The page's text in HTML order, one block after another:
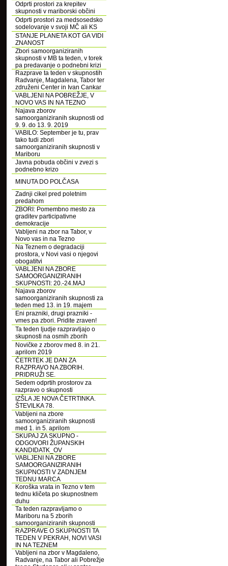
Odprti prostori za krepitev
skupnosti v mariborski občini
Odprti prostori za medsosedsko
sodelovanje v svoji MČ ali KS
STANJE PLANETA KOT GA VIDI
ZNANOST
Zbori samoorganiziranih
skupnosti v MB ta teden, v torek
pa predavanje o podnebni krizi
Razprave ta teden v skupnostih
Radvanje, Magdalena, Tabor ter
združeni Center in Ivan Cankar
VABLJENI NA POBREŽJE, V
NOVO VAS IN NA TEZNO
Najava zborov
samoorganiziranih skupnosti od
9. 9. do 13. 9. 2019
VABILO: September je tu, prav
tako tudi zbori
samoorganiziranih skupnosti v
Mariboru
Javna pobuda občini v zvezi s
podnebno krizo
MINUTA DO POLČASA
Zadnji cikel pred poletnim
predahom
ZBORI: Pomembno mesto za
graditev participativne
demokracije
Vabljeni na zbor na Tabor, v
Novo vas in na Tezno
Na Teznem o degradaciji
prostora, v Novi vasi o njegovi
obogatitvi
VABLJENI NA ZBORE
SAMOORGANIZIRANIH
SKUPNOSTI: 20.-24.MAJ
Najava zborov
samoorganiziranih skupnosti za
teden med 13. in 19. majem
Eni prazniki, drugi prazniki -
vmes pa zbori. Pridite zraven!
Ta teden ljudje razpravljajo o
skupnosti na osmih zborih
Novičke z zborov med 8. in 21.
aprilom 2019
ČETRTEK JE DAN ZA
RAZPRAVO NA ZBORIH.
PRIDRUŽI SE.
Sedem odprtih prostorov za
razpravo o skupnosti
IZŠLA JE NOVA ČETRTINKA.
ŠTEVILKA 78.
Vabljeni na zbore
samoorganiziranih skupnosti
med 1. in 5. aprilom
SKUPAJ ZA SKUPNO -
ODGOVORI ŽUPANSKIH
KANDIDATK_OV
VABLJENI NA ZBORE
SAMOORGANIZIRANIH
SKUPNOSTI V ZADNJEM
TEDNU MARCA
Koroška vrata in Tezno v tem
tednu kličeta po skupnostnem
duhu
Ta teden razpravljamo o
Mariboru na 5 zborih
samoorganiziranih skupnosti
RAZPRAVE O SKUPNOSTI TA
TEDEN V PEKRAH, NOVI VASI
IN NA TEZNEM
Vabljeni na zbor v Magdaleno,
Radvanje, na Tabor ali Pobrežje